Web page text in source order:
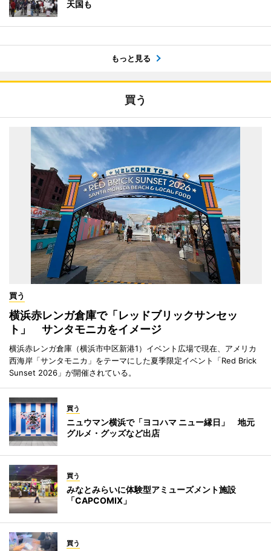
天国も
もっと見る
買う
買う
横浜赤レンガ倉庫で「レッドブリックサンセッ
ト」 サンタモニカをイメージ
横浜赤レンガ倉庫（横浜市中区新港1）イベント広場で現在、アメリカ
西海岸「サンタモニカ」をテーマにした夏季限定イベント「Red Brick
Sunset 2026」が開催されている。
買う
ニュウマン横浜で「ヨコハマ ニュー縁日」 地元
グルメ・グッズなど出店
買う
みなとみらいに体験型アミューズメント施設
「CAPCOMIX」
買う